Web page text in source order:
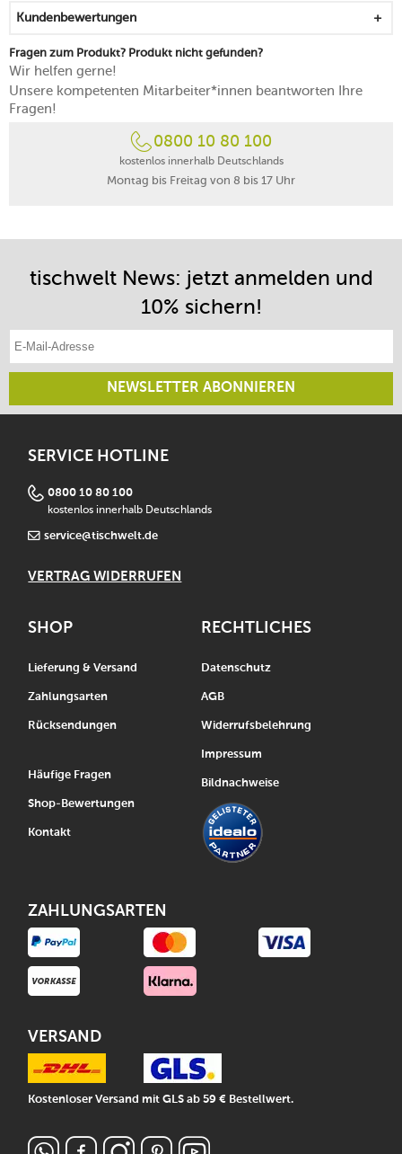
Kundenbewertungen
Fragen zum Produkt? Produkt nicht gefunden?
Wir helfen gerne!
Unsere kompetenten Mitarbeiter*innen beantworten Ihre
Fragen!
0800 10 80 100
kostenlos innerhalb Deutschlands
Montag bis Freitag von 8 bis 17 Uhr
tischwelt News: jetzt anmelden und
10% sichern!
NEWSLETTER ABONNIEREN
SERVICE HOTLINE
0800 10 80 100
kostenlos innerhalb Deutschlands
service@tischwelt.de
VERTRAG WIDERRUFEN
SHOP
Lieferung & Versand
Zahlungsarten
Rücksendungen
Häufige Fragen
Shop-Bewertungen
Kontakt
RECHTLICHES
Datenschutz
AGB
Widerrufsbelehrung
Impressum
Bildnachweise
ZAHLUNGSARTEN
VERSAND
Kostenloser Versand mit GLS ab 59 € Bestellwert.